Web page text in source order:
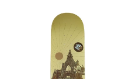
[MAGENTA]